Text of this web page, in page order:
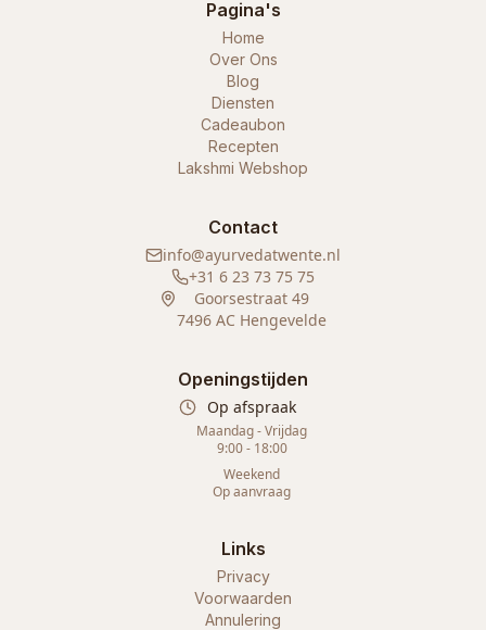
Pagina's
Home
Over Ons
Blog
Diensten
Cadeaubon
Recepten
Lakshmi Webshop
Contact
info@ayurvedatwente.nl
+31 6 23 73 75 75
Goorsestraat 49
7496 AC Hengevelde
Openingstijden
Op afspraak
Maandag - Vrijdag
9:00 - 18:00
Weekend
Op aanvraag
Links
Privacy
Voorwaarden
Annulering